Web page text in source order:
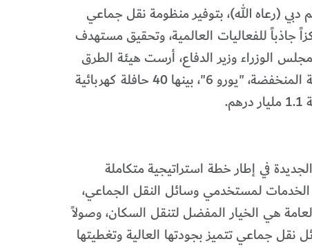
(رعاه الله)، بتوفير منظومة نقل جماعي
جاذباً للفعاليات العالمية، وتحقيق مستهدف
مجلس الوزراء وزير الدفاع، أرست هيئة الطرق
والمواصلات، عقد شراء 636 حافلة متعددة الأحجام، مطابقة للمواصفات الأوروبية الخاصة بالانبعاثات الكربونية المنخفضة، "يورو 6"، بينها 40 حافلة كهربائية
في إطار خطة استراتيجية متكاملة
الخدمات لمستخدمي وسائل النقل الجماعي،
هي الخيار المفضل لتنقل السكان، وصولاً
المشترك إلى 25% بحلول عام 2030، من خلال توفير بدائل نقل جماعي تتميز بجودتها العالية وتغطيتها